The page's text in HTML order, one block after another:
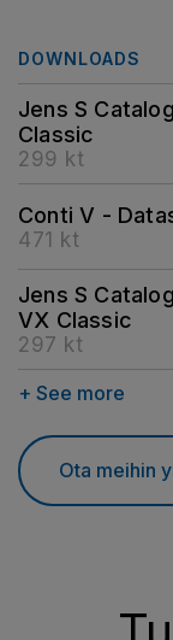
DOWNLOADS
Jens S
Classic
299 kt
Conti V -
471 kt
Jens S
VX Classic
297 kt
+ See more
Ota meihin